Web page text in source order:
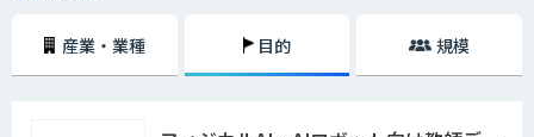
産業・業種 目的 規模